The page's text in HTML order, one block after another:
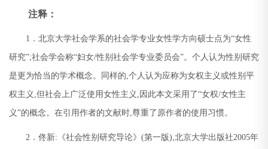
注释：
1 ．北京大学社会学系的社会学专业女性学方向硕士点为“女性
研究”;社会学会称“妇女/性别社会学专业委员会”。个人认为性别研究
是更为恰当的学术概念。同样的,个人认为应称为女权主义或性别平
权主义 ,但社会上广泛使用女性主义 , 因此本文采用了“女权/女性主
义”的概念。在引用作者的文献时,尊重了原作者的使用习惯。
2 ．佟新: 《社会性别研究导论》 (第一版),北京大学出版社2005年